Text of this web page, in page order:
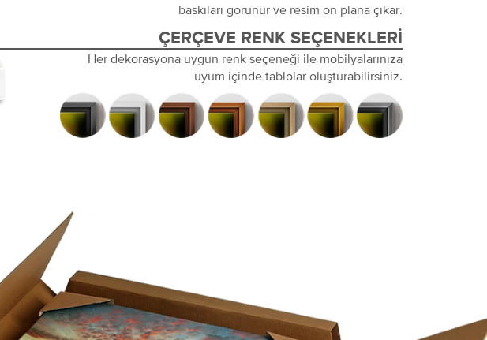
baskıları görünür ve resim ön plana çıkar.
ÇERÇEVE RENK SEÇENEKLERI
Her dekorasyona uygun renk seçeneği ile mobilyalarınıza
uyum içinde tablolar oluşturabilirsiniz.